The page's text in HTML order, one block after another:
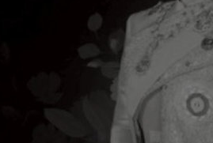
มาตรการเผยแพร่ข้อมูลต่อสาธารณะ ปีงบประมาณ 2565
มาตรการเผยแพร่ข้อมูลต่อสาธารณะ ปีงบประมาณ 2564
มาตรการเผยแพร่ข้อมูลต่อสาธารณะ ปีงบประมาณ 2563